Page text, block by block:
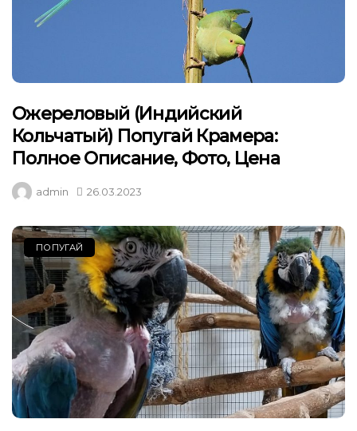
Ожереловый (индийский
Кольчатый) Попугай Крамера:
Полное Описание, Фото, Цена
admin 26.03.2023
ПОПУГАЙ